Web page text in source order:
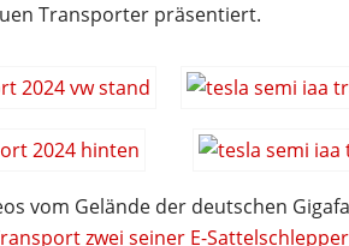
Transporter präsentiert.
vom Gelände der deutschen
zwei seiner E-